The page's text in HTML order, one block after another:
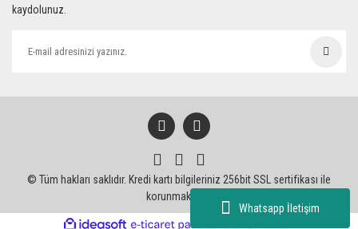
Whatsapp İletişim
kaydolunuz.
© Tüm hakları saklıdır. Kredi kartı bilgileriniz 256bit SSL sertifikası ile
korunmaktadır.
ideasoft